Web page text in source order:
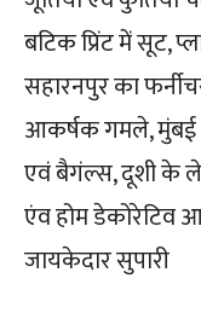
बटिक प्रिंट में सूट,
सहारनपुर का
आकर्षक गमले, मुंबई
एवं बैगंल्स, दूशी के
एंव होम डेकोरेटिव
जायकेदार सुपारी